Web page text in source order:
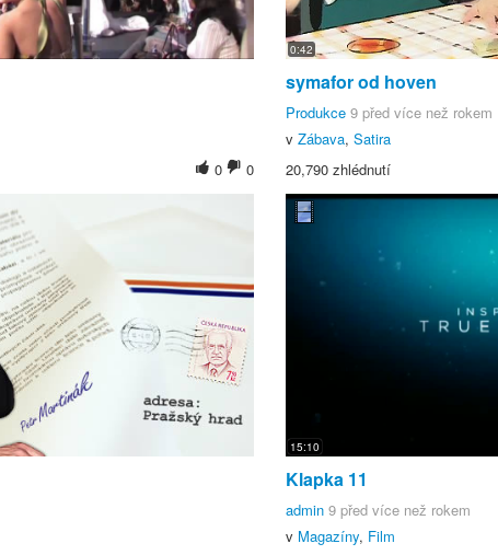
0
0
0:42
symafor od hoven
Produkce 9 před více než rokem
v Zábava, Satira
20,790 zhlédnutí
15:10
Klapka 11
admin 9 před více než rokem
v Magazíny, Film